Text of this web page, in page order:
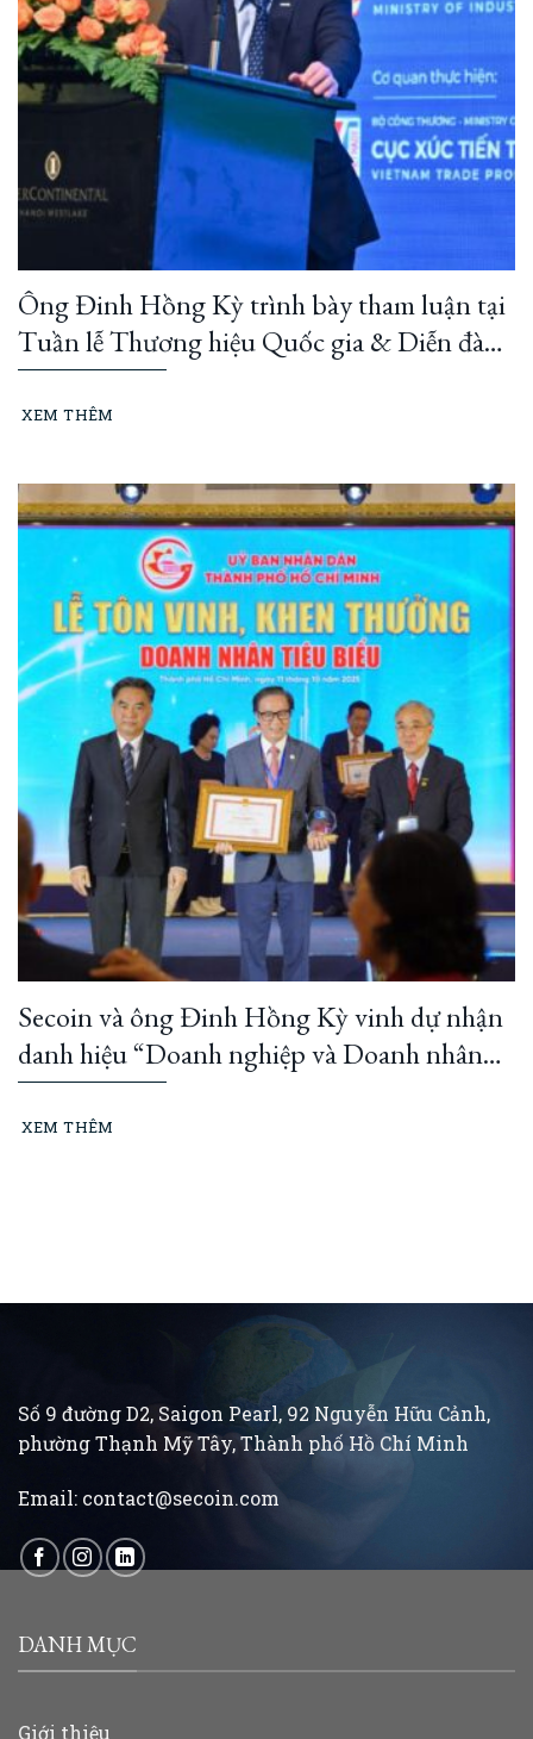
Ông Đinh Hồng Kỳ trình bày tham luận tại
Tuần lễ Thương hiệu Quốc gia & Diễn đàn
Thương hiệu Quốc gia 2026
XEM THÊM
Secoin và ông Đinh Hồng Kỳ vinh dự nhận
danh hiệu “Doanh nghiệp và Doanh nhân
TP Hồ Chí Minh tiêu biểu” năm 2025
XEM THÊM
Số 9 đường D2, Saigon Pearl, 92 Nguyễn Hữu Cảnh,
phường Thạnh Mỹ Tây, Thành phố Hồ Chí Minh
Email: contact@secoin.com
DANH MỤC
Giới thiệu